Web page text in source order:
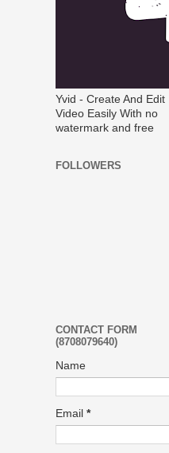
Yvid - Create And Edit
Video Easily With no
watermark and free
FOLLOWERS
CONTACT FORM
(8708079640)
Name
Email *